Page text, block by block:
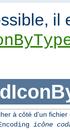
il
à côté d'un
icône